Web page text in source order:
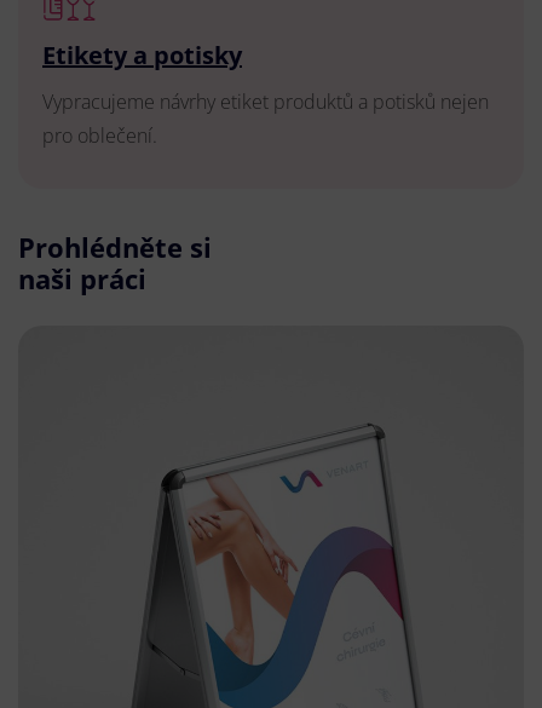
Etikety a potisky
Vypracujeme návrhy etiket produktů a potisků nejen
pro oblečení.
Prohlédněte si
naši práci